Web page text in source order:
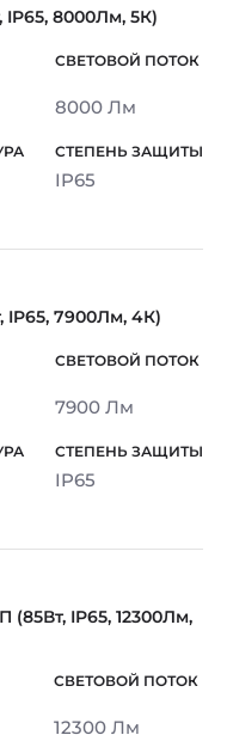
IP65, 8000Лм, 5К)
8000 Лм
IP65
IP65, 7900Лм, 4К)
7900 Лм
IP65
(85Вт, IP65, 12300Лм,
12300 Лм